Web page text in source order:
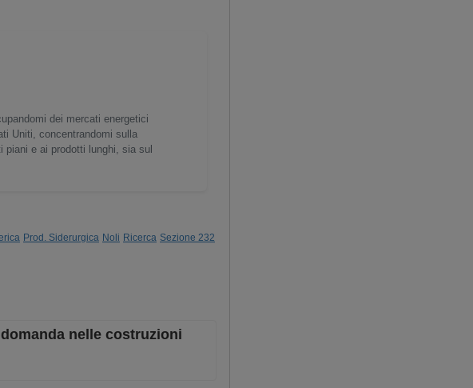
dei mercati energetici
Uniti, concentrandomi sulla
e ai prodotti lunghi, sia sul
Prod. Siderurgica Noli Ricerca Sezione 232
nelle costruzioni